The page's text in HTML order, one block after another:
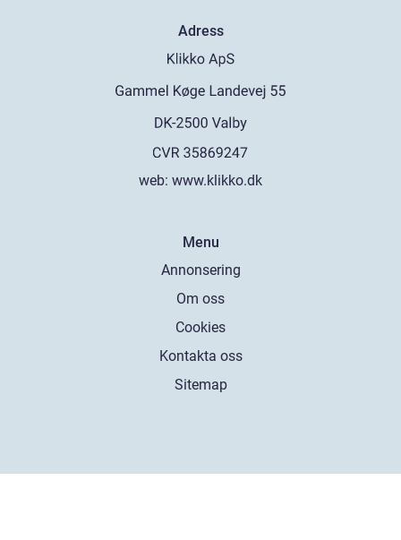
Adress
web: www.klikko.dk
Menu
Annonsering
Om oss
Cookies
Kontakta oss
Sitemap